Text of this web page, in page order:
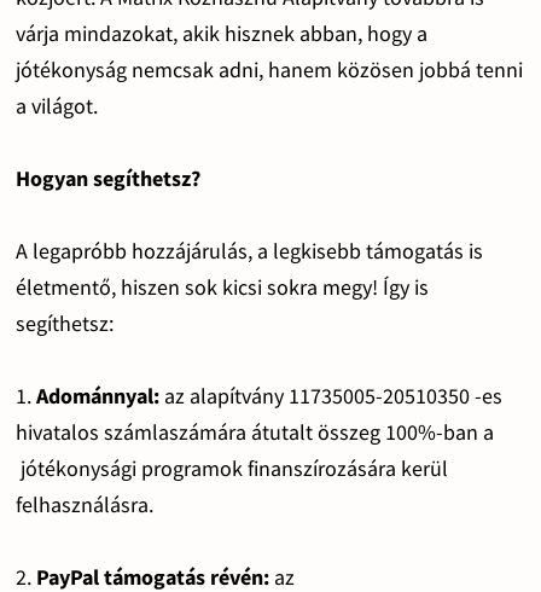
várja mindazokat, akik hisznek abban, hogy a
jótékonyság nemcsak adni, hanem közösen jobbá tenni
a világot.
Hogyan segíthetsz?
A legapróbb hozzájárulás, a legkisebb támogatás is
életmentő, hiszen sok kicsi sokra megy! Így is
segíthetsz:
1.Adománnyal: az alapítvány 11735005-20510350 -es
hivatalos számlaszámára átutalt összeg 100%-ban a
jótékonysági programok finanszírozására kerül
felhasználásra.
2. PayPal támogatás révén: az